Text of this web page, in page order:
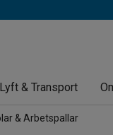
Lyft & Transport
& Arbetspallar